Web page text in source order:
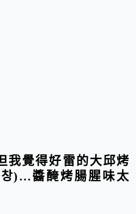
我覺得好雷的大邱烤
)…醬醃烤腸腥味太